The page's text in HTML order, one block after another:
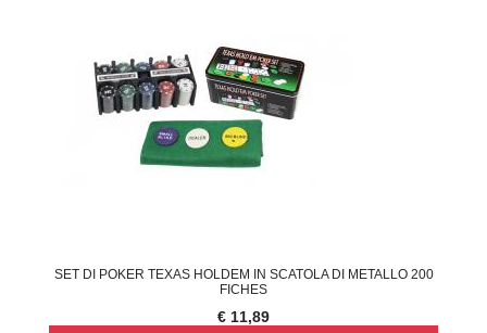
SET DI POKER TEXAS HOLDEM IN SCATOLA DI METALLO 200
FICHES
€ 11,89